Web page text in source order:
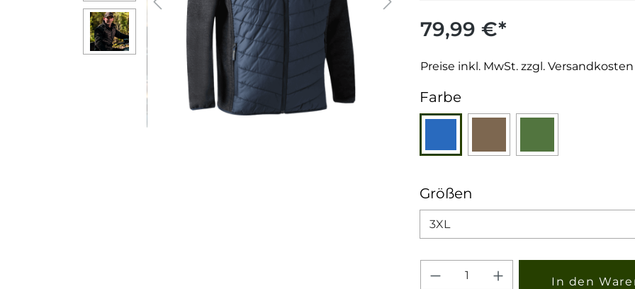
79,99 €*
Preise inkl. MwSt. zzgl. Versandkosten
Farbeauswählen
Größen
Produkt Anzahl: Gib
In den